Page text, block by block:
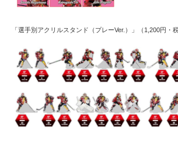
「選手別アクリルスタンド（プレーVer.）」（1,200円・税